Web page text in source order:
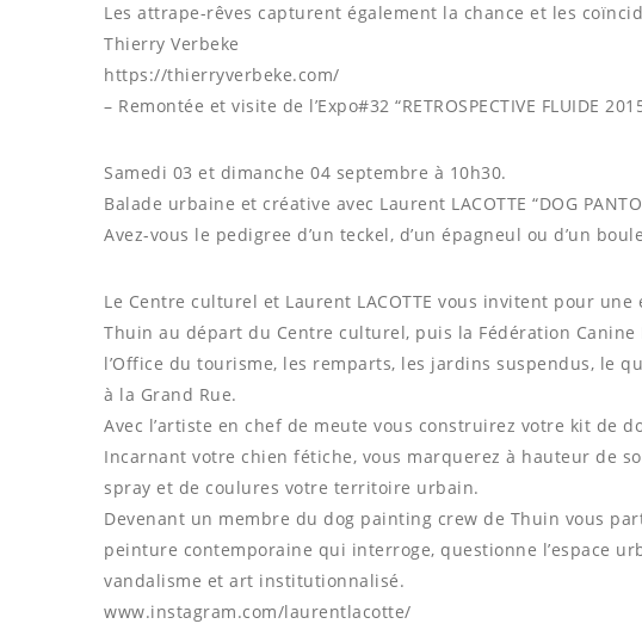
Les attrape-rêves capturent également la chance et les
Thierry Verbeke
https://thierryverbeke.com/
– Remontée et visite de l’Expo#32 “RETROSPECTIVE FLUIDE
Samedi 03 et dimanche 04 septembre à 10h30.
Balade urbaine et créative avec Laurent LACOTTE “DOG
Avez-vous le pedigree d’un teckel, d’un épagneul ou d’un
Le Centre culturel et Laurent LACOTTE vous invitent pour
Thuin au départ du Centre culturel, puis la Fédération
l’Office du tourisme, les remparts, les jardins suspendus, le
à la Grand Rue.
Avec l’artiste en chef de meute vous construirez votre kit de
Incarnant votre chien fétiche, vous marquerez à hauteur de
spray et de coulures votre territoire urbain.
Devenant un membre du dog painting crew de Thuin vous
peinture contemporaine qui interroge, questionne l’espace
vandalisme et art institutionnalisé.
www.instagram.com/laurentlacotte/